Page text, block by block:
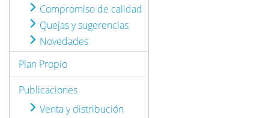
Compromiso de calidad
Quejas y sugerencias
Novedades
Plan Propio
Publicaciones
Venta y distribución